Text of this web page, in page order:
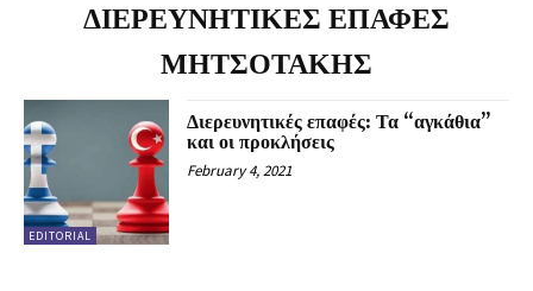
ΔΙΕΡΕΥΝΗΤΙΚΕΣ ΕΠΑΦΕΣ
ΜΗΤΣΟΤΑΚΗΣ
EDITORIAL
Διερευνητικές επαφές: Τα “αγκάθια”
και οι προκλήσεις
February 4, 2021